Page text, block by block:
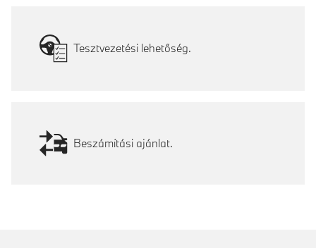
Tesztvezetési lehetőség.
Beszámítási ajánlat.